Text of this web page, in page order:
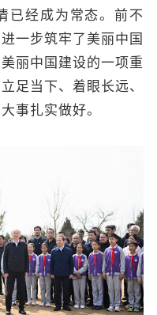
已经成为常态。前不
一步筑牢了美丽中国
丽中国建设的一项重
足当下、着眼长远、
事扎实做好。